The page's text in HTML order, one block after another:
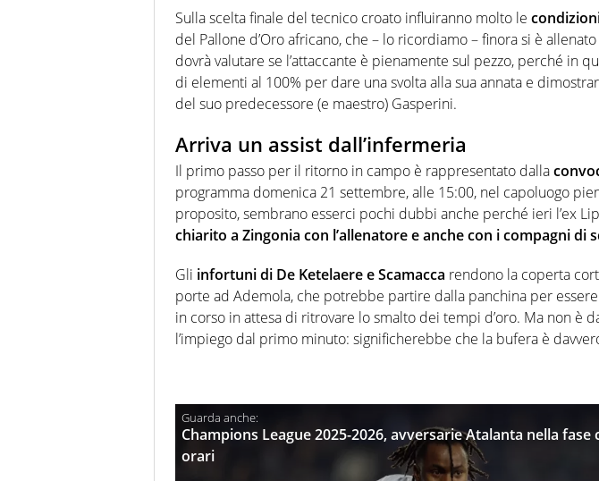
Sulla scelta finale del tecnico croato influiranno molto le
del Pallone d’Oro africano, che – lo ricordiamo – finora si è
dovrà valutare se l’attaccante è pienamente sul pezzo, perché in
di elementi al 100% per dare una svolta alla sua annata e
del suo predecessore (e maestro) Gasperini.
Arriva un assist dall’infermeria
Il primo passo per il ritorno in campo è rappresentato dalla
programma domenica 21 settembre, alle 15:00, nel capoluogo
proposito, sembrano esserci pochi dubbi anche perché ieri l’ex
chiarito a Zingonia con l’allenatore e anche con i compagni di
Gli infortuni di De Ketelaere e Scamacca rendono la coperta
porte ad Ademola, che potrebbe partire dalla panchina per
in corso in attesa di ritrovare lo smalto dei tempi d’oro. Ma non è
l’impiego dal primo minuto: significherebbe che la bufera è
Champions League 2025-2026, avversarie Atalanta nella
orari